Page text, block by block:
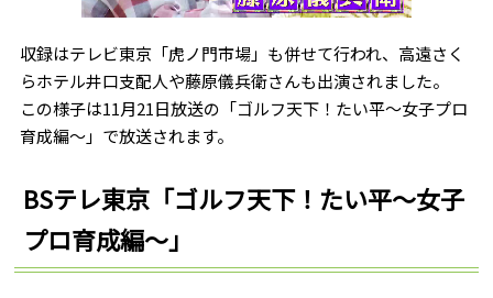
収録はテレビ東京「虎ノ門市場」も併せて行われ、高遠さく
らホテル井口支配人や藤原儀兵衛さんも出演されました。
この様子は11月21日放送の「ゴルフ天下！たい平～女子プロ
育成編～」で放送されます。
BSテレ東京「ゴルフ天下！たい平～女子
プロ育成編～」